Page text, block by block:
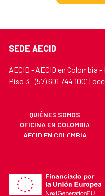
SEDE AECID
AECID - AECID en Colombia
Piso 3 - (57) 601 744 1001 |
QUIÉNES SOMOS
OFICINA EN COLOMBIA
AECID EN COLOMBIA